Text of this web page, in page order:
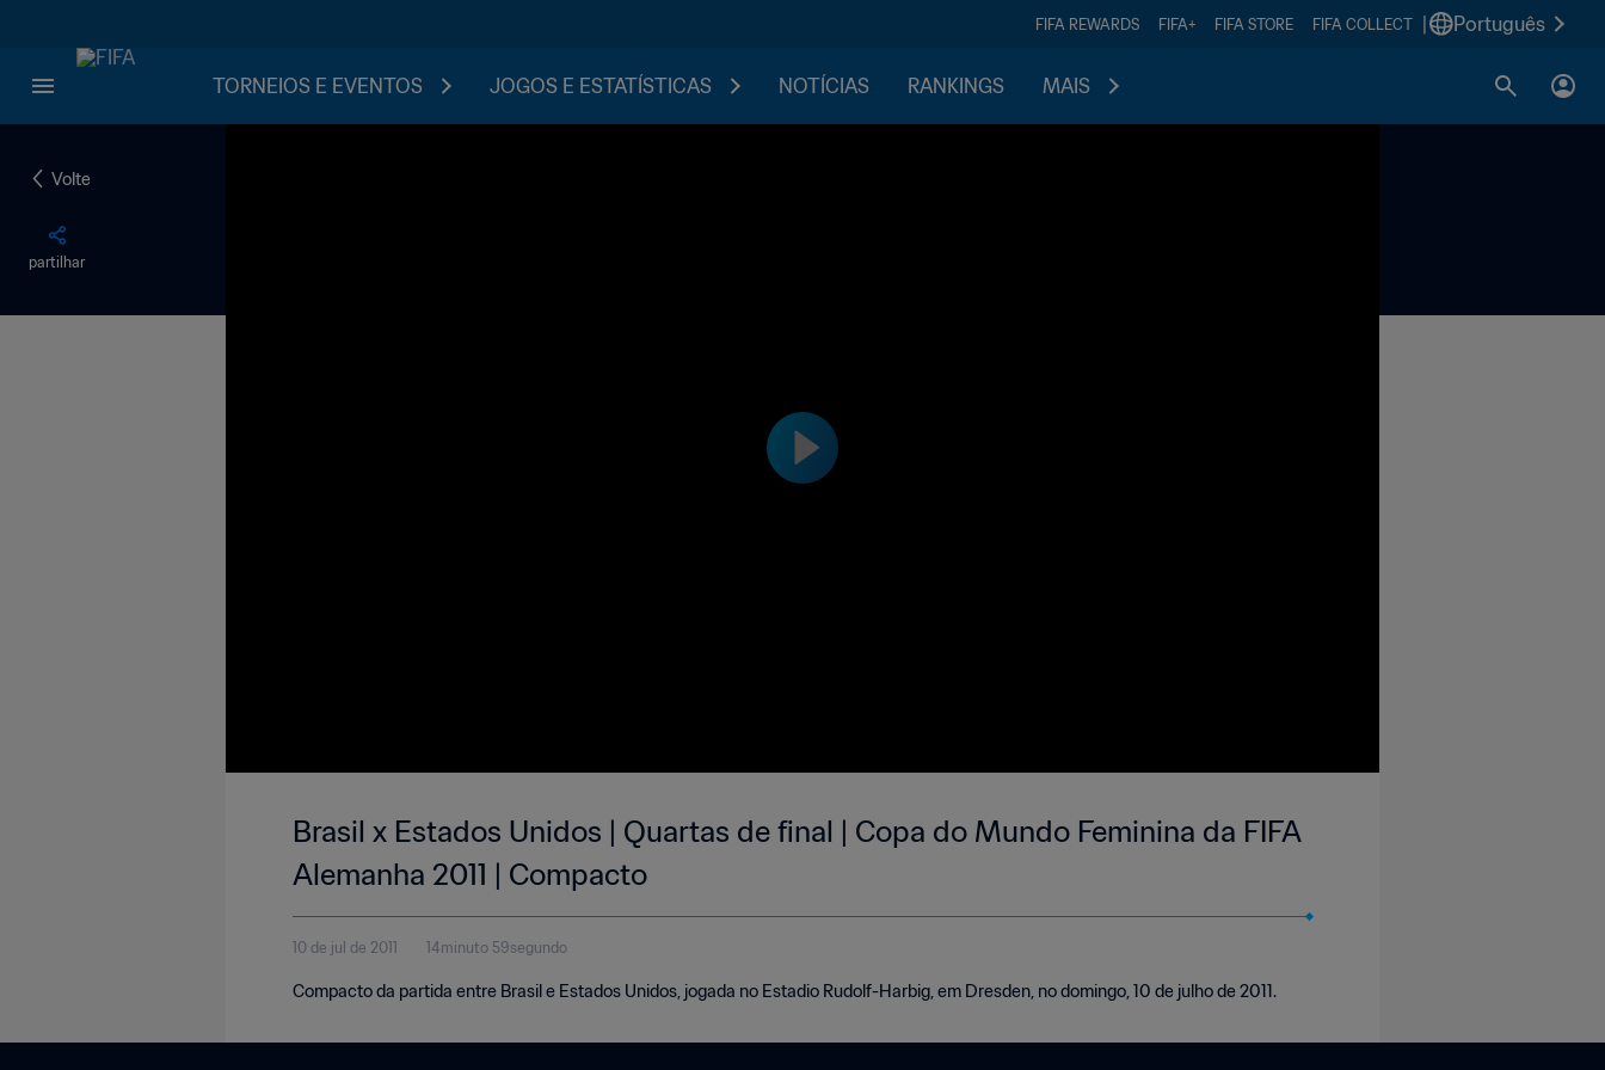
FIFA REWARDS FIFA+ FIFA STORE FIFA COLLECT Português
TORNEIOS E EVENTOS JOGOS E ESTATÍSTICAS NOTÍCIAS RANKINGS MAIS
Volte
partilhar
Brasil x Estados Unidos | Quartas de final | Copa do Mundo Feminina da FIFA
Alemanha 2011 | Compacto
10 de jul de 2011 14minuto 59segundo
Compacto da partida entre Brasil e Estados Unidos, jogada no Estadio Rudolf-Harbig, em Dresden, no domingo, 10 de julho de 2011.